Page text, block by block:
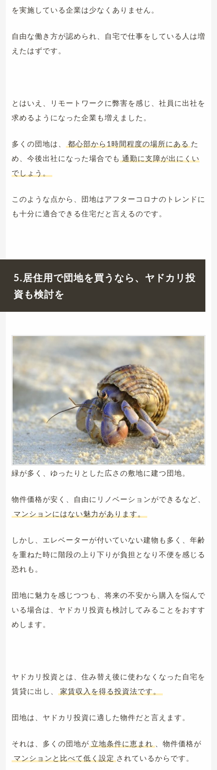
を実施している企業は少なくありません。
自由な働き方が認められ、自宅で仕事をしている人は増
えたはずです。
とはいえ、リモートワークに弊害を感じ、社員に出社を
求めるようになった企業も増えました。
多くの団地は、 都心部から1時間程度の場所にある た
め、今後出社になった場合でも 通勤に支障が出にくい
でしょう。
このような点から、団地はアフターコロナのトレンドに
も十分に適合できる住宅だと言えるのです。
5.居住用で団地を買うなら、ヤドカリ投
資も検討を
緑が多く、ゆったりとした広さの敷地に建つ団地。
物件価格が安く、自由にリノベーションができるなど、
マンションにはない魅力があります。
しかし、エレベーターが付いていない建物も多く、年齢
を重ねた時に階段の上り下りが負担となり不便を感じる
恐れも。
団地に魅力を感じつつも、将来の不安から購入を悩んで
いる場合は、ヤドカリ投資も検討してみることをおすす
めします。
ヤドカリ投資とは、住み替え後に使わなくなった自宅を
賃貸に出し、
家賃収入を得る投資法です。
団地は、ヤドカリ投資に適した物件だと言えます。
それは、多くの団地が 立地条件に恵まれ
、物件価格が
マンションと比べて低く設定 されているからです。